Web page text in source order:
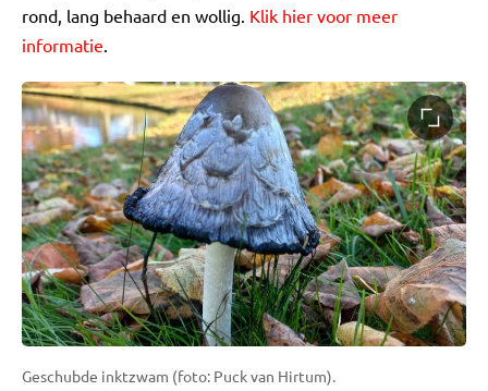
rond, lang behaard en wollig. Klik hier voor meer
informatie
Geschubde inktzwam (foto: Puck van Hirtum).